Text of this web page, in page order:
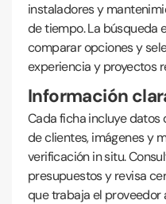
instaladores y
de tiempo. La búsqueda
comparar opciones y
experiencia y proyectos
Información
Cada ficha incluye datos
de clientes, imágenes y
verificación in situ.
presupuestos y revisa
que trabaja el proveedor